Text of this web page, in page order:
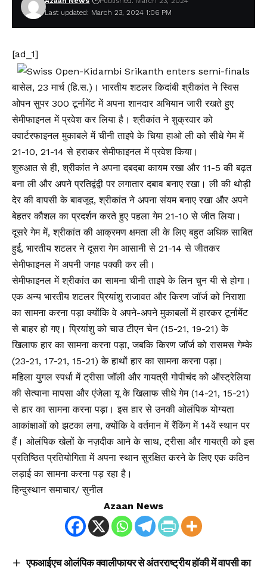
Last updated: March 23, 2024 1:06 PM
[ad_1]
बासेल, 23 मार्च (हि.स.)। भारतीय शटलर किदांबी श्रीकांत ने स्विस
ओपन सुपर 300 टूर्नामेंट में अपना शानदार अभियान जारी रखते हुए
सेमीफाइनल में प्रवेश कर लिया है। श्रीकांत ने शुक्रवार को
क्वार्टरफाइनल मुकाबले में चीनी ताइपे के चिया हाओ ली को सीधे गेम में
21-10, 21-14 से हराकर सेमीफाइनल में प्रवेश किया।
शुरुआत से ही, श्रीकांत ने अपना दबदबा कायम रखा और 11-5 की बढ़त
बना ली और अपने प्रतिद्वंद्वी पर लगातार दबाव बनाए रखा। ली की थोड़ी
देर की वापसी के बावजूद, श्रीकांत ने अपना संयम बनाए रखा और अपने
बेहतर कौशल का प्रदर्शन करते हुए पहला गेम 21-10 से जीत लिया।
दूसरे गेम में, श्रीकांत की आक्रमण क्षमता ली के लिए बहुत अधिक साबित
हुई, भारतीय शटलर ने दूसरा गेम आसानी से 21-14 से जीतकर
सेमीफाइनल में अपनी जगह पक्की कर ली।
सेमीफाइनल में श्रीकांत का सामना चीनी ताइपे के लिन चुन यी से होगा।
एक अन्य भारतीय शटलर प्रियांशु राजावत और किरण जॉर्ज को निराशा
का सामना करना पड़ा क्योंकि वे अपने-अपने मुकाबलों में हारकर टूर्नामेंट
से बाहर हो गए। प्रियांशु को चाउ टीएन चेन (15-21, 19-21) के
खिलाफ हार का सामना करना पड़ा, जबकि किरण जॉर्ज को रासमस गेम्के
(23-21, 17-21, 15-21) के हाथों हार का सामना करना पड़ा।
महिला युगल स्पर्धा में ट्रीसा जॉली और गायत्री गोपीचंद को ऑस्ट्रेलिया
की सेत्याना मापसा और एंजेला यू के खिलाफ सीधे गेम (14-21, 15-21)
से हार का सामना करना पड़ा। इस हार से उनकी ओलंपिक योग्यता
आकांक्षाओं को झटका लगा, क्योंकि वे वर्तमान में रैंकिंग में 14वें स्थान पर
हैं। ओलंपिक खेलों के नज़दीक आने के साथ, ट्रीसा और गायत्री को इस
प्रतिष्ठित प्रतियोगिता में अपना स्थान सुरक्षित करने के लिए एक कठिन
लड़ाई का सामना करना पड़ रहा है।
हिन्दुस्थान समाचार/ सुनील
Azaan News
एफआईएच ओलंपिक क्वालीफायर से अंतरराष्ट्रीय हॉकी में वापसी का